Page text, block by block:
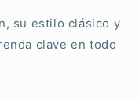
su estilo clásico y
clave en todo